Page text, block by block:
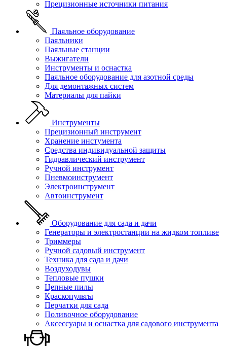
Прецизионные источники питания
Паяльное оборудование
Паяльники
Паяльные станции
Выжигатели
Инструменты и оснастка
Паяльное оборудование для азотной среды
Для демонтажных систем
Материалы для пайки
Инструменты
Прецизионный инструмент
Хранение инстумента
Средства индивидуальной защиты
Гидравлический инструмент
Ручной инструмент
Пневмоинструмент
Электроинструмент
Автоинструмент
Оборудование для сада и дачи
Генераторы и электростанции на жидком топливе
Триммеры
Ручной садовый инструмент
Техника для сада и дачи
Воздуходувы
Тепловые пушки
Цепные пилы
Краскопульты
Перчатки для сада
Поливочное оборудование
Аксессуары и оснастка для садового инструмента